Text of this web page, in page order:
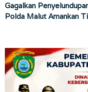
Gagalkan
Polda Malut Amankan